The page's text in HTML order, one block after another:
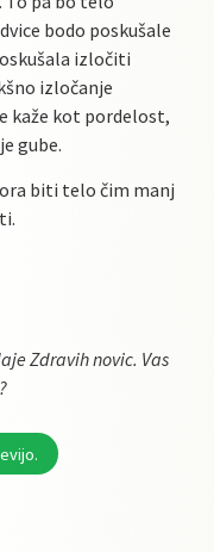
bodo poskušale
izločiti
izločanje
kaže kot pordelost,
gube.
biti telo čim manj
Zdravih novic. Vas